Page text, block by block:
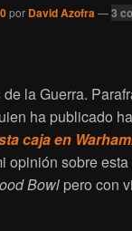
por David Azofra—3
la Guerra.
ha publicado
caja en
opinión sobre
Bowl pero con